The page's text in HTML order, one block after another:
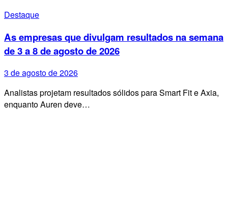
Destaque
As empresas que divulgam resultados na semana
de 3 a 8 de agosto de 2026
3 de agosto de 2026
Analistas projetam resultados sólidos para Smart Fit e Axia,
enquanto Auren deve…